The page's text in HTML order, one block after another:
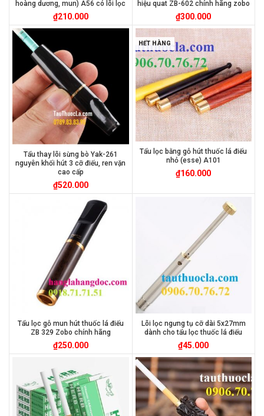
hoàng dương, mun) A56 có lõi lọc
₫210.000
hiệu quat ZB-602 chính hãng zobo
₫300.000
Tẩu thay lõi sừng bò Yak-261
nguyên khối hút 3 cỡ điếu, ren vặn
cao cấp
₫520.000
HẾT HÀNG
Tẩu lọc bằng gỗ hút thuốc lá điếu
nhỏ (esse) A101
₫160.000
Tẩu lọc gỗ mun hút thuốc lá điếu
ZB 329 Zobo chính hãng
₫250.000
Lõi lọc ngưng tụ cỡ dài 5x27mm
dành cho tẩu lọc thuốc lá điếu
₫45.000